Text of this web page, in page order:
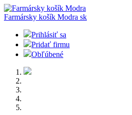
Farmársky košík Modra sk
Prihlásiť sa
Pridať firmu
Obľúbené